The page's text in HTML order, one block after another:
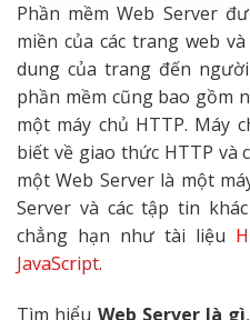
Phần mềm Web Server
miền của các trang web
dung của trang đến
phần mềm cũng bao gồm
một máy chủ HTTP. Máy
biết về giao thức HTTP và
một Web Server là một
Server và các tập tin
chẳng hạn như tài liệu
JavaScript.
Tìm hiểu Web Server là gì